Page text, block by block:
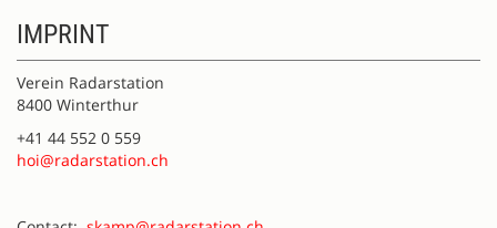
IMPRINT
Verein Radarstation
8400 Winterthur
+41 44 552 0 559
hoi@radarstation.ch